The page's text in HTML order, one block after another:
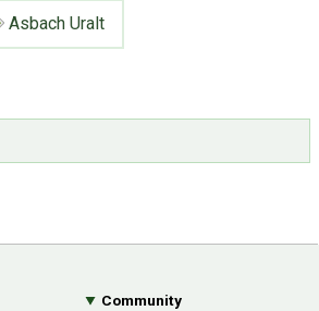
Asbach Uralt
Community